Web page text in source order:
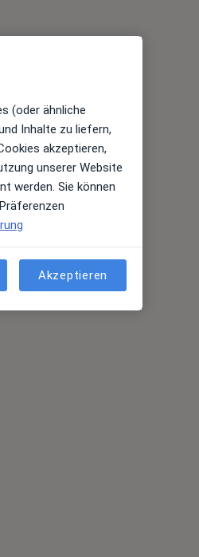
(oder ähnliche
Inhalte zu liefern,
akzeptieren,
unserer Website
werden. Sie können
Akzeptieren